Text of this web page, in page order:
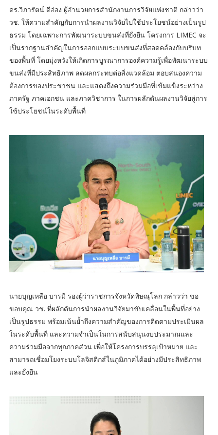
ดร.วิภารัตน์ ดีอ่อง ผู้อำนวยการสำนักงานการวิจัยแห่งชาติ กล่าวว่า
วช. ให้ความสำคัญกับการนำผลงานวิจัยไปใช้ประโยชน์อย่างเป็นรูป
ธรรม โดยเฉพาะการพัฒนาระบบขนส่งที่ยั่งยืน โครงการ LIMEC จะ
เป็นรากฐานสำคัญในการออกแบบระบบขนส่งที่สอดคล้องกับบริบท
ของพื้นที่ โดยมุ่งหวังให้เกิดการบูรณาการองค์ความรู้เพื่อพัฒนาระบบ
ขนส่งที่มีประสิทธิภาพ ลดผลกระทบต่อสิ่งแวดล้อม ตอบสนองความ
ต้องการของประชาชน และแสดงถึงความร่วมมือที่เข้มแข็งระหว่าง
ภาครัฐ ภาคเอกชน และภาควิชาการ ในการผลักดันผลงานวิจัยสู่การ
ใช้ประโยชน์ในระดับพื้นที่
นายบุญเหลือ บารมี รองผู้ว่าราชการจังหวัดพิษณุโลก กล่าวว่า ขอ
ขอบคุณ วช. ที่ผลักดันการนำผลงานวิจัยมาขับเคลื่อนในพื้นที่อย่าง
เป็นรูปธรรม พร้อมเน้นย้ำถึงความสำคัญของการติดตามประเมินผล
ในระดับพื้นที่ และความจำเป็นในการสนับสนุนงบประมาณและ
ความร่วมมือจากทุกภาคส่วน เพื่อให้โครงการบรรลุเป้าหมาย และ
สามารถเชื่อมโยงระบบโลจิสติกส์ในภูมิภาคได้อย่างมีประสิทธิภาพ
และยั่งยืน